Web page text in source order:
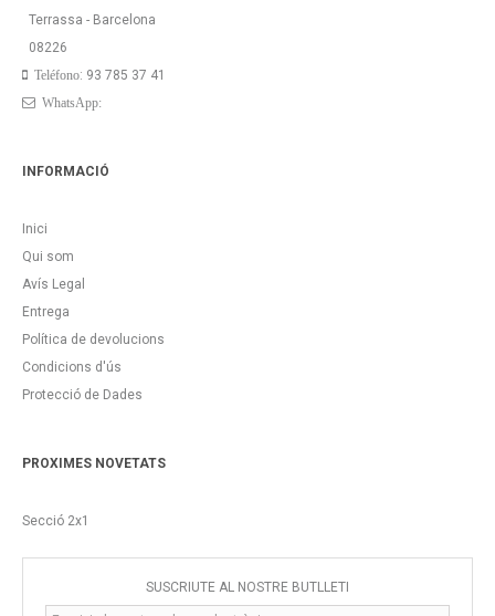
Terrassa - Barcelona
08226
Teléfono: 93 785 37 41
WhatsApp:
INFORMACIÓ
Inici
Qui som
Avís Legal
Entrega
Política de devolucions
Condicions d'ús
Protecció de Dades
PROXIMES NOVETATS
Secció 2x1
SUSCRIUTE AL NOSTRE BUTLLETÍ